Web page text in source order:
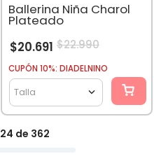
Ballerina Niña Charol
Plateado
$20.691 $22.990
CUPÓN 10%: DIADELNINO
Talla
24 de 362